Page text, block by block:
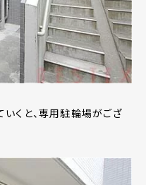
くと、専用駐輪場がござ